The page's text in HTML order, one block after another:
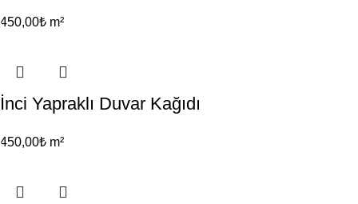
450,00₺ m²
İnci Yapraklı Duvar Kağıdı
450,00₺ m²